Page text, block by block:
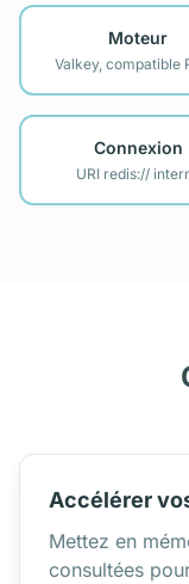
Moteur
Valkey, compatible
Connexion
URI redis://
Accélérer
Mettez en
consultées